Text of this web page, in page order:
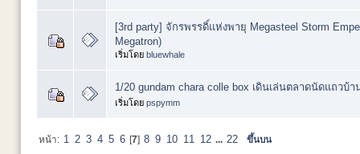
[3rd party] จักรพรรดิ์แห่งพายุ Megasteel Storm
Megatron)
เริ่มโดย bluewhale
1/20 gundam chara colle box เดินเล่นตลาดนัดแถวบ้า
เริ่มโดย pspymm
หน้า: 1 2 3 4 5 6 [7] 8 9 10 11 12 ... 22 ขึ้นบน